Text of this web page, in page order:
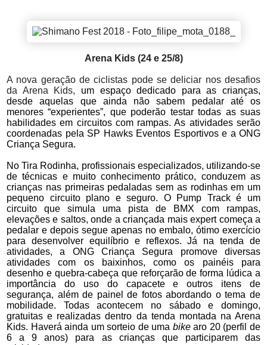
Arena Kids (24 e 25/8)
A nova geração de ciclistas pode se deliciar nos desafios
da Arena Kids, um espaço dedicado para as crianças,
desde aquelas que ainda não sabem pedalar até os
menores “experientes”, que poderão testar todas as suas
habilidades em circuitos com rampas. As atividades serão
coordenadas pela SP Hawks Eventos Esportivos e a ONG
Criança Segura.
No Tira Rodinha, profissionais especializados, utilizando-se
de técnicas e muito conhecimento prático, conduzem as
crianças nas primeiras pedaladas sem as rodinhas em um
pequeno circuito plano e seguro. O Pump Track é um
circuito que simula uma pista de BMX com rampas,
elevações e saltos, onde a criançada mais expert começa a
pedalar e depois segue apenas no embalo, ótimo exercício
para desenvolver equilíbrio e reflexos. Já na tenda de
atividades, a ONG Criança Segura promove diversas
atividades com os baixinhos, como os painéis para
desenho e quebra-cabeça que reforçarão de forma lúdica a
importância do uso do capacete e outros itens de
segurança, além de painel de fotos abordando o tema de
mobilidade. Todas acontecem no sábado e domingo,
gratuitas e realizadas dentro da tenda montada na Arena
Kids. Haverá ainda um sorteio de uma bikearo 20 (perfil de
6 a 9 anos) para as crianças que participarem das